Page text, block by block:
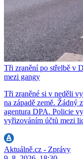
Tři zranění po střelbě v
mezi gangy
Tři zraněné si v neděli
na západě země. Žádný
agentura DPA. Policie
vyřizováním účtů mezi
Aktuálně.cz - Zprávy